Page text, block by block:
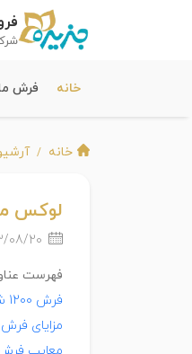
خانه فرش
خانه
لوکس مانند فرش 1200
08/20
فهرست
فرش 1200 شانه را بیشتر بشناسید
مزایای فرش 1200 شانه